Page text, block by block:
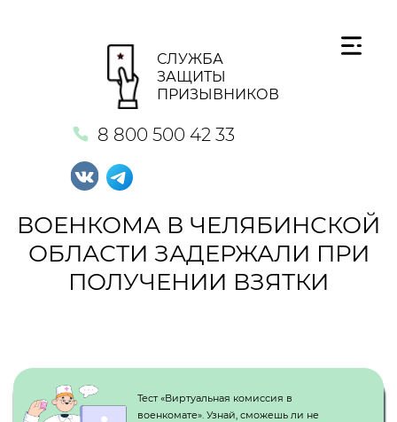
СЛУЖБА
ЗАЩИТЫ
ПРИЗЫВНИКОВ
8 800 500 42 33
ВОЕНКОМА В ЧЕЛЯБИНСКОЙ
ОБЛАСТИ ЗАДЕРЖАЛИ ПРИ
ПОЛУЧЕНИИ ВЗЯТКИ
Тест «Виртуальная комиссия в
военкомате». Узнай, сможешь ли не